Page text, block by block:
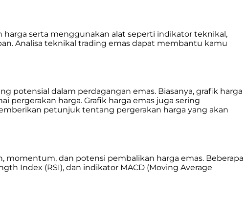
serta menggunakan alat seperti indikator teknikal,
Analisa teknikal trading emas dapat membantu kamu
potensial dalam perdagangan emas. Biasanya, grafik harga
harga. Grafik harga emas juga sering
petunjuk tentang pergerakan harga yang akan
dan potensi pembalikan harga emas. Beberapa
Index (RSI), dan indikator MACD (Moving Average